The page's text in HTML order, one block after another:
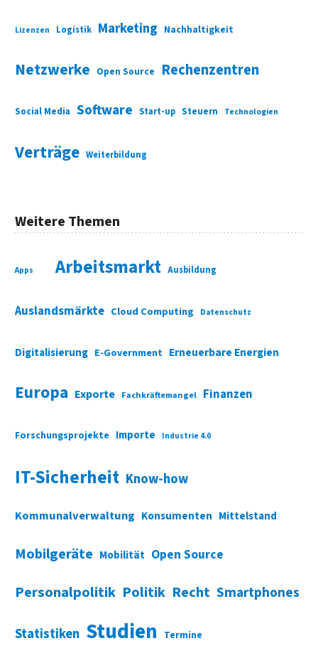
Lizenzen Logistik Marketing Nachhaltigkeit
Netzwerke Open Source Rechenzentren
Social Media Software Start-up Steuern Technologien
Verträge Weiterbildung
Weitere Themen
Apps Arbeitsmarkt Ausbildung
Auslandsmärkte Cloud Computing Datenschutz
Digitalisierung E-Government Erneuerbare Energien
Europa Exporte Fachkräftemangel Finanzen
Forschungsprojekte Importe Industrie 4.0
IT-Sicherheit Know-how
Kommunalverwaltung Konsumenten Mittelstand
Mobilgeräte Mobilität Open Source
Personalpolitik Politik Recht Smartphones
Statistiken Studien Termine